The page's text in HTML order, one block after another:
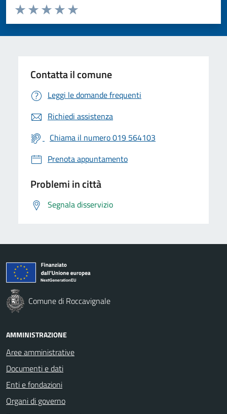
Valuta da 1 a 5 stelle la pagina
Valuta 5 stelle su 5
Valuta 4 stelle su 5
Valuta 3 stelle su 5
Valuta 2 stelle su 5
Valuta 1 stelle su 5
Contatta il comune
Leggi le domande frequenti
Richiedi assistenza
Chiama il numero 019 564103
Prenota appuntamento
Problemi in città
Segnala disservizio
Comune di Roccavignale
AMMINISTRAZIONE
Aree amministrative
Documenti e dati
Enti e fondazioni
Organi di governo